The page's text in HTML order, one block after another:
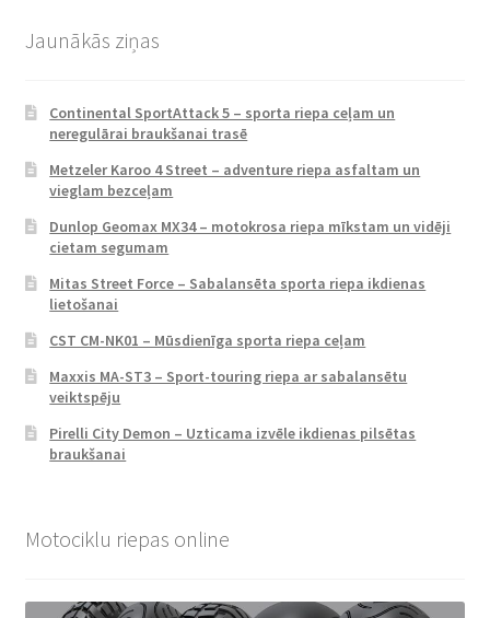
Jaunākās ziņas
Continental SportAttack 5 – sporta riepa ceļam un
neregulārai braukšanai trasē
Metzeler Karoo 4 Street – adventure riepa asfaltam un
vieglam bezceļam
Dunlop Geomax MX34 – motokrosa riepa mīkstam un vidēji
cietam segumam
Mitas Street Force – Sabalansēta sporta riepa ikdienas
lietošanai
CST CM-NK01 – Mūsdienīga sporta riepa ceļam
Maxxis MA-ST3 – Sport-touring riepa ar sabalansētu
veiktspēju
Pirelli City Demon – Uzticama izvēle ikdienas pilsētas
braukšanai
Motociklu riepas online